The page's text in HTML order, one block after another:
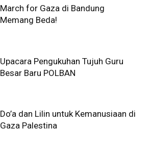
March for Gaza di Bandung
Memang Beda!
Upacara Pengukuhan Tujuh Guru
Besar Baru POLBAN
Do’a dan Lilin untuk Kemanusiaan di
Gaza Palestina